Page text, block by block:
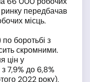
передбачав
місць.
боротьбі з
скромними.
цін у
7,9% до 6,8%
2022 року),